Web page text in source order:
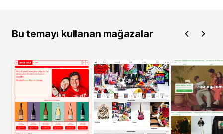
Bu temayı kullanan mağazalar